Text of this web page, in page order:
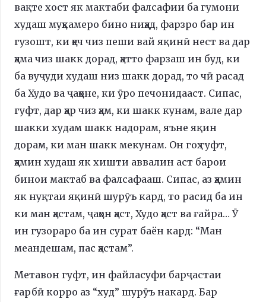
вақте хост як мактаби фалсафии ба гумони
худаш муҳкамеро бино ниҳад, фарзро бар ин
гузошт, ки ҳеч чиз пеши вай яқинӣ нест ва дар
ҳама чиз шакк дорад, ҳатто фарзаш ин буд, ки
ба вуҷуди худаш низ шакк дорад, то чӣ расад
ба Худо ва ҷаҳоне, ки ӯро печонидааст. Сипас,
гуфт, дар ҳар чиз ҳам, ки шакк кунам, вале дар
шакки худам шакк надорам, яъне яқин
дорам, ки ман шакк мекунам. Он гоҳ гуфт,
ҳамин худаш як хишти аввалин аст барои
бинои мактаб ва фалсафааш. Сипас, аз ҳамин
як нуқтаи яқинӣ шурӯъ кард, то расид ба ин
ки ман ҳастам, ҷаҳон ҳаст, Худо ҳаст ва ғайра… Ӯ
ин гузораро ба ин сурат баён кард: “Ман
меандешам, пас ҳастам”.
Метавон гуфт, ин файласуфи барҷастаи
ғарбӣ корро аз “худ” шурӯъ накард. Бар